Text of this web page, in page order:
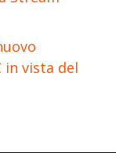
in vista del